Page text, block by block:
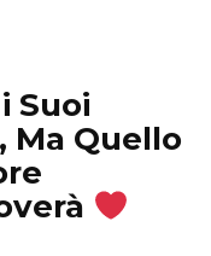
Suoi
Ma Quello